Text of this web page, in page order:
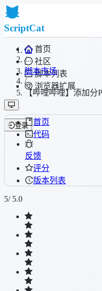
ScriptCat
首页
社区
脚本列表
浏览器扩展
登录
/
脚本市场
/
【哔哩哔哩】添加分P
首页
代码
反馈
评分
版本列表
5/ 5.0